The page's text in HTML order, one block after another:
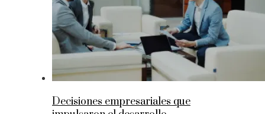
Decisiones empresariales que